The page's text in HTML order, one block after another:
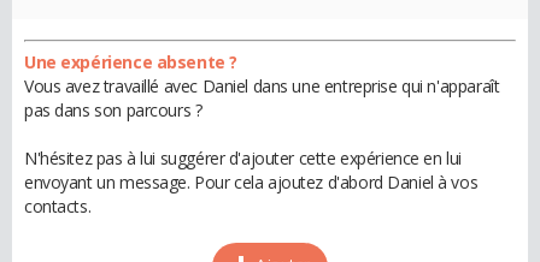
Une expérience absente ?
Vous avez travaillé avec Daniel dans une entreprise qui n'apparaît
pas dans son parcours ?
N'hésitez pas à lui suggérer d'ajouter cette expérience en lui
envoyant un message. Pour cela ajoutez d'abord Daniel à vos
contacts.